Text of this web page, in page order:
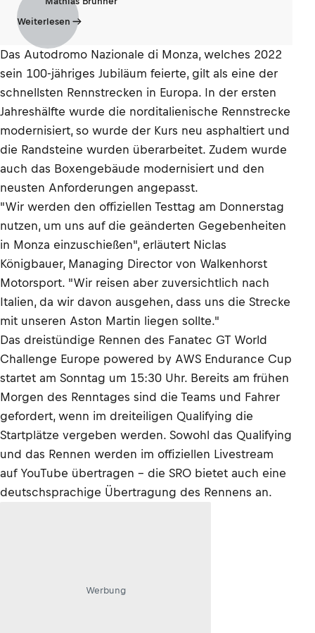
Weiterlesen
Das Autodromo Nazionale di Monza, welches 2022
sein 100-jähriges Jubiläum feierte, gilt als eine der
schnellsten Rennstrecken in Europa. In der ersten
Jahreshälfte wurde die norditalienische Rennstrecke
modernisiert, so wurde der Kurs neu asphaltiert und
die Randsteine wurden überarbeitet. Zudem wurde
auch das Boxengebäude modernisiert und den
neusten Anforderungen angepasst.
"Wir werden den offiziellen Testtag am Donnerstag
nutzen, um uns auf die geänderten Gegebenheiten
in Monza einzuschießen", erläutert Niclas
Königbauer, Managing Director von Walkenhorst
Motorsport. "Wir reisen aber zuversichtlich nach
Italien, da wir davon ausgehen, dass uns die Strecke
mit unseren Aston Martin liegen sollte."
Das dreistündige Rennen des Fanatec GT World
Challenge Europe powered by AWS Endurance Cup
startet am Sonntag um 15:30 Uhr. Bereits am frühen
Morgen des Renntages sind die Teams und Fahrer
gefordert, wenn im dreiteiligen Qualifying die
Startplätze vergeben werden. Sowohl das Qualifying
und das Rennen werden im offiziellen Livestream
auf YouTube übertragen – die SRO bietet auch eine
deutschsprachige Übertragung des Rennens an.
Werbung